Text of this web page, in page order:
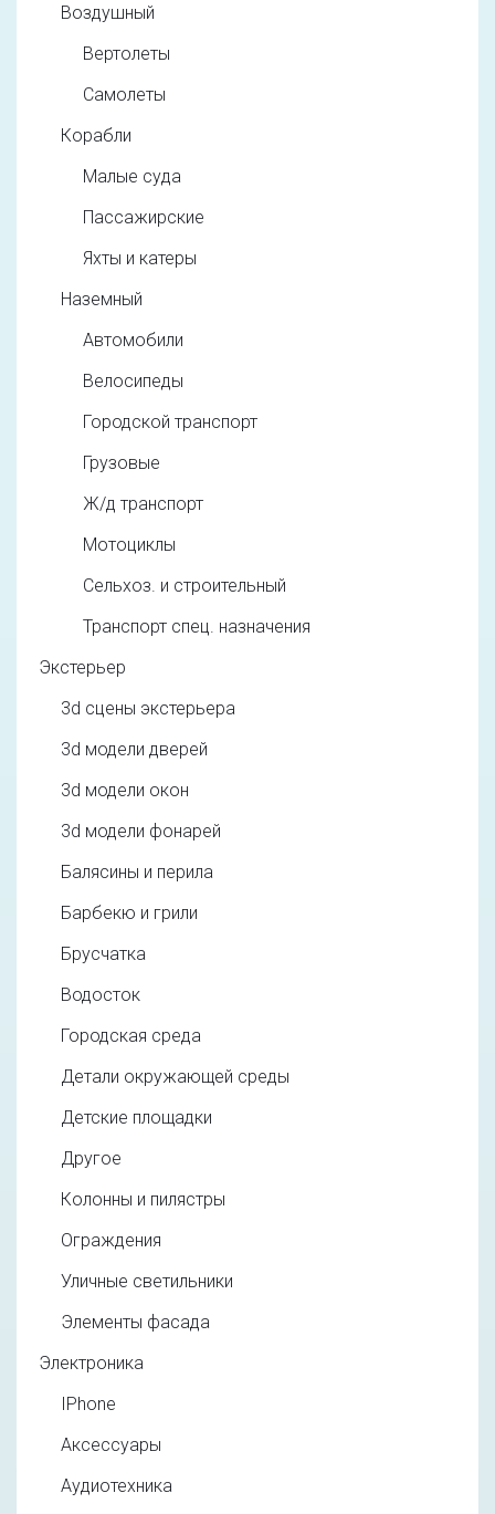
Воздушный
Вертолеты
Самолеты
Корабли
Малые суда
Пассажирские
Яхты и катеры
Наземный
Автомобили
Велосипеды
Городской транспорт
Грузовые
Ж/д транспорт
Мотоциклы
Сельхоз. и строительный
Транспорт спец. назначения
Экстерьер
3d cцены экстерьера
3d модели дверей
3d модели окон
3d модели фонарей
Балясины и перила
Барбекю и грили
Брусчатка
Водосток
Городская среда
Детали окружающей среды
Детские площадки
Другое
Колонны и пилястры
Ограждения
Уличные светильники
Элементы фасада
Электроника
IPhone
Аксессуары
Аудиотехника